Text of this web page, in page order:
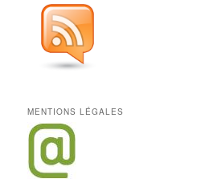
MENTIONS LÉGALES